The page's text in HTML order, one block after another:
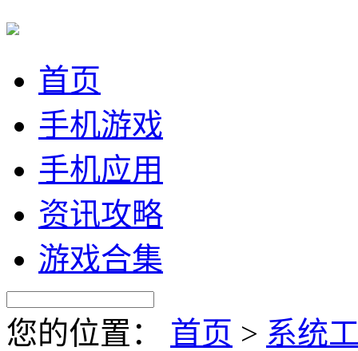
首页
手机游戏
手机应用
资讯攻略
游戏合集
您的位置： 首页 > 系统